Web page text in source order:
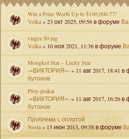
Win a Prize Worth Up to $100,000.77!
Volka» 23 окт 2025, 09:56 в форуме
viagra 50 mg
Volka» 10 ноя 2021, 11:36 в форуме
Mongkol Star – Lucky Star
-=ВИКТОРИЯ=-» 11 авг 2017, 18:41
бутонов
Ploy-prakai
-=ВИКТОРИЯ=-» 11 авг 2017, 16:26
бутонов
Проблема с оплатой
Nesta» 15 июн 2013, 09:58 в форуме